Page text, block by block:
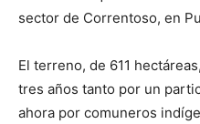
sector de Correntoso, en
El terreno, de 611
tres años tanto por un
ahora por comuneros